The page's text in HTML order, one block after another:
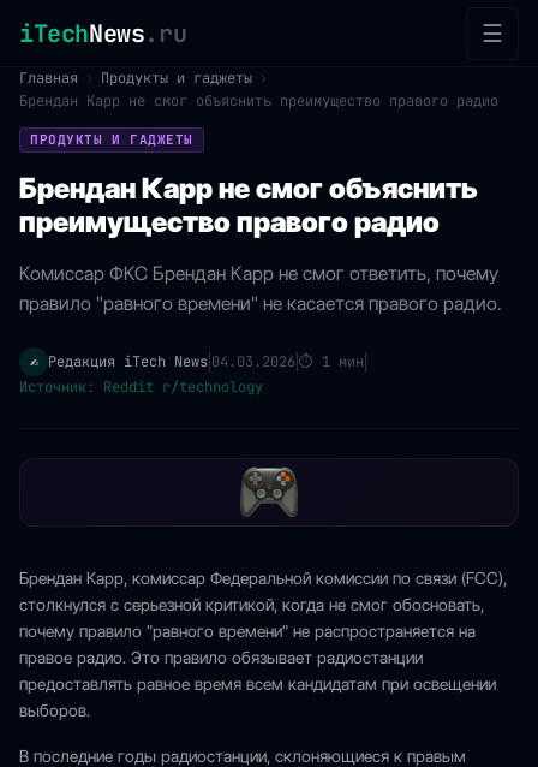
iTechNews.ru ☰
Главная › Продукты и гаджеты ›
Брендан Карр не смог объяснить преимущество правого радио
ПРОДУКТЫ И ГАДЖЕТЫ
Брендан Карр не смог объяснить
преимущество правого радио
Комиссар ФКС Брендан Карр не смог ответить, почему
правило "равного времени" не касается правого радио.
✍️ Редакция iTech News 04.03.2026⏱ 1 мин
Источник: Reddit r/technology
Брендан Карр, комиссар Федеральной комиссии по связи (FCC),
столкнулся с серьезной критикой, когда не смог обосновать,
почему правило "равного времени" не распространяется на
правое радио. Это правило обязывает радиостанции
предоставлять равное время всем кандидатам при освещении
выборов.
В последние годы радиостанции, склоняющиеся к правым